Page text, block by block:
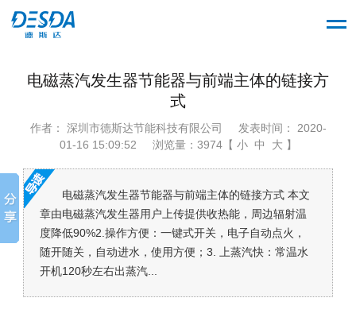
电磁蒸汽发生器节能器与前端主体的链接方
式
作者： 深圳市德斯达节能科技有限公司
发表时间： 2020-
01-16 15:09:52
浏览量：3974【 小 中 大 】
电磁蒸汽发生器节能器与前端主体的链接方式 本文
章由电磁蒸汽发生器用户上传提供收热能，周边辐射温
度降低90%2.操作方便：一键式开关，电子自动点火，
随开随关，自动进水，使用方便；3. 上蒸汽快：常温水
开机120秒左右出蒸汽...